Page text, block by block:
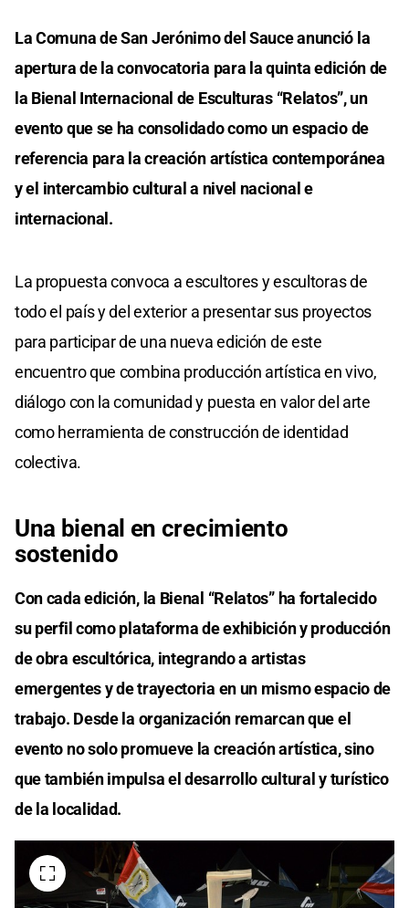
La Comuna de San Jerónimo del Sauce anunció la
apertura de la convocatoria para la quinta edición de
la Bienal Internacional de Esculturas “Relatos”, un
evento que se ha consolidado como un espacio de
referencia para la creación artística contemporánea
y el intercambio cultural a nivel nacional e
internacional.
La propuesta convoca a escultores y escultoras de
todo el país y del exterior a presentar sus proyectos
para participar de una nueva edición de este
encuentro que combina producción artística en vivo,
diálogo con la comunidad y puesta en valor del arte
como herramienta de construcción de identidad
colectiva.
Una bienal en crecimiento
sostenido
Con cada edición, la Bienal “Relatos” ha fortalecido
su perfil como plataforma de exhibición y producción
de obra escultórica, integrando a artistas
emergentes y de trayectoria en un mismo espacio de
trabajo. Desde la organización remarcan que el
evento no solo promueve la creación artística, sino
que también impulsa el desarrollo cultural y turístico
de la localidad.